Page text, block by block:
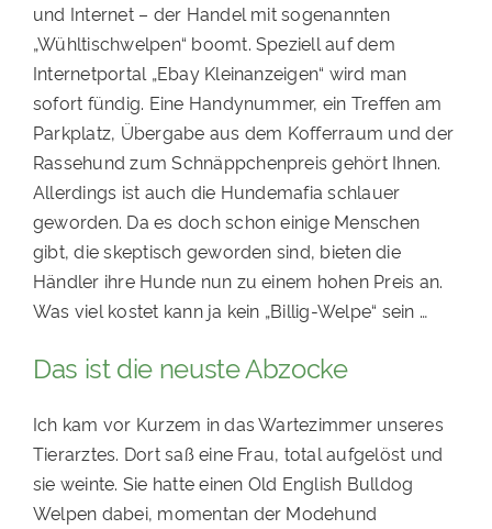
und Internet – der Handel mit sogenannten
„Wühltischwelpen“ boomt. Speziell auf dem
Internetportal „Ebay Kleinanzeigen“ wird man
sofort fündig. Eine Handynummer, ein Treffen am
Parkplatz, Übergabe aus dem Kofferraum und der
Rassehund zum Schnäppchenpreis gehört Ihnen.
Allerdings ist auch die Hundemafia schlauer
geworden. Da es doch schon einige Menschen
gibt, die skeptisch geworden sind, bieten die
Händler ihre Hunde nun zu einem hohen Preis an.
Was viel kostet kann ja kein „Billig-Welpe“ sein …
Das ist die neuste Abzocke
Ich kam vor Kurzem in das Wartezimmer unseres
Tierarztes. Dort saß eine Frau, total aufgelöst und
sie weinte. Sie hatte einen Old English Bulldog
Welpen dabei, momentan der Modehund